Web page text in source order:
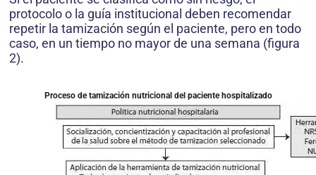
protocolo o la guía insti­tucional deben recomendar
repetir la tamización según el paciente, pero en todo
caso, en un tiempo no mayor de una semana (figura
2).
Proceso de tamización nutricional del paciente hospitalizado